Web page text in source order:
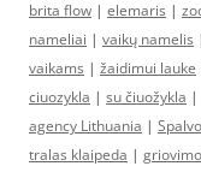
brita flow | elemaris |
nameliai | vaikų namelis
vaikams | žaidimui lauke
ciuozykla | su čiuožykla |
agency Lithuania |
tralas klaipeda |